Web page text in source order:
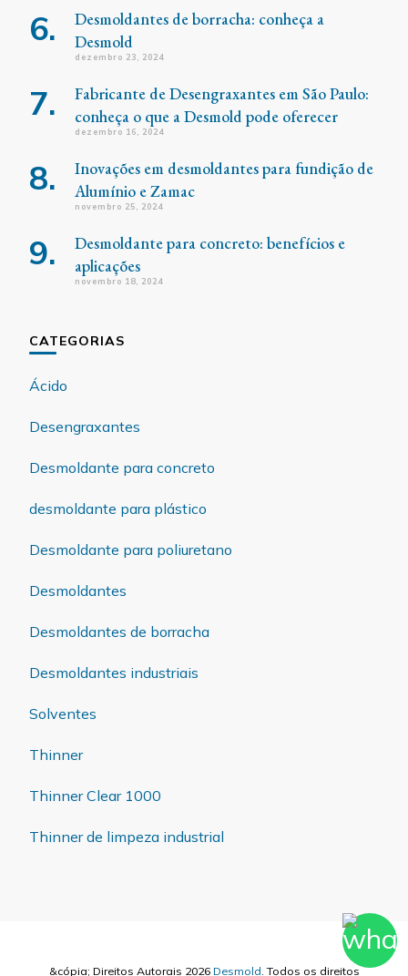
Desmoldantes de borracha: conheça a
Desmold
dezembro 23, 2024
Fabricante de Desengraxantes em São Paulo:
conheça o que a Desmold pode oferecer
dezembro 16, 2024
Inovações em desmoldantes para fundição de
Alumínio e Zamac
novembro 25, 2024
Desmoldante para concreto: benefícios e
aplicações
novembro 18, 2024
CATEGORIAS
Ácido
Desengraxantes
Desmoldante para concreto
desmoldante para plástico
Desmoldante para poliuretano
Desmoldantes
Desmoldantes de borracha
Desmoldantes industriais
Solventes
Thinner
Thinner Clear 1000
Thinner de limpeza industrial
&cópia; Direitos Autorais 2026Desmold . Todos os direitos